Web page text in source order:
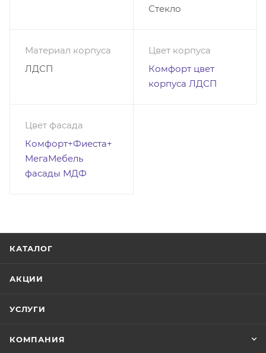
Стекло
Материал корпуса
ЛДСП
Цвет корпуса
Комфорт цвет
корпуса ЛДСП
Цвет фасада
Комфорт+Фиеста+
МегаМебель
фасады МДФ
КАТАЛОГ
АКЦИИ
УСЛУГИ
КОМПАНИЯ